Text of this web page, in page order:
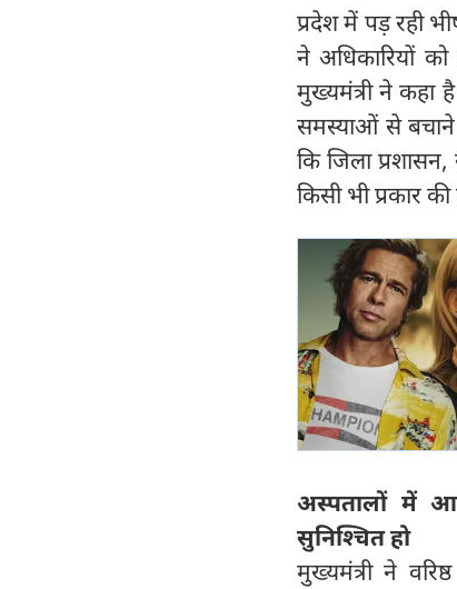
प्रदेश में पड़ रही
ने अधिकारियों
मुख्यमंत्री ने कहा
समस्याओं से बचाने
कि जिला
किसी भी प्रकार
अस्पतालों में
सुनिश्चित हो
मुख्यमंत्री ने